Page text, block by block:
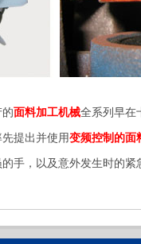
面料加工机械全系列早在
提出并使用变频控制的面
手，以及意外发生时的